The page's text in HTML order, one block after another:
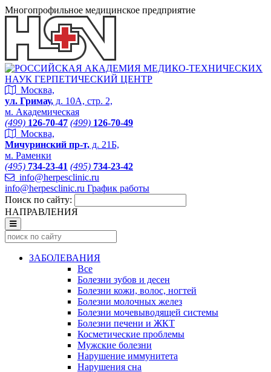
Многопрофильное медицинское предприятие
Москва,
ул. Гримау, д. 10А, стр. 2,
м. Академическая
(499) 126-70-47 (499) 126-70-49
Москва,
Мичуринский пр-т, д. 21Б,
м. Раменки
(495) 734-23-41 (495) 734-23-42
info@herpesclinic.ru
info@herpesclinic.ru График работы
Поиск по сайту:
НАПРАВЛЕНИЯ
ЗАБОЛЕВАНИЯ
Все
Болезни зубов и десен
Болезни кожи, волос, ногтей
Болезни молочных желез
Болезни мочевыводящей системы
Болезни печени и ЖКТ
Косметические проблемы
Мужские болезни
Нарушение иммунитета
Нарушения сна